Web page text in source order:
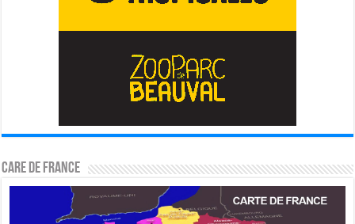
CARE DE FRANCE